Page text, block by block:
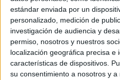
estándar enviada por un
personalizado, medición de
investigación de audiencia y
permiso, nosotros y nuestros
localización geográfica precisa e
características de dispositivos.
su consentimiento a nosotros y
¡Hola! Yo creo
¡Hola!